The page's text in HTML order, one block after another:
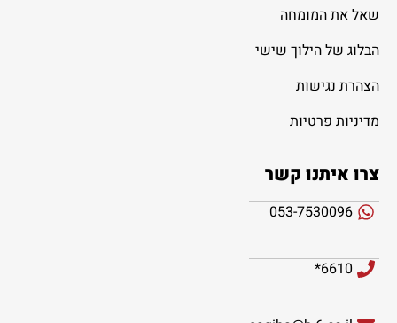
שאל את המומחה
הבלוג של הילוך שישי
הצהרת נגישות
מדיניות פרטיות
צרו איתנו קשר
053-7530096
6610*